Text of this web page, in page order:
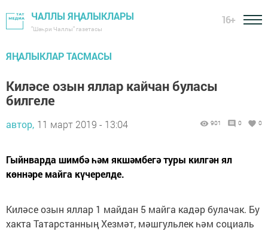
ЧАЛЛЫ ЯҢАЛЫКЛАРЫ
"Шәһри Чаллы" газетасы
16+
ЯҢАЛЫКЛАР ТАСМАСЫ
Киләсе озын яллар кайчан буласы
билгеле
автор, 11 март 2019 - 13:04 901 0 0
Гыйнварда шимбә һәм якшәмбегә туры килгән ял
көннәре майга күчерелде.
Киләсе озын яллар 1 майдан 5 майга кадәр булачак. Бу
хакта Татарстанның Хезмәт, мәшгульлек һәм социаль